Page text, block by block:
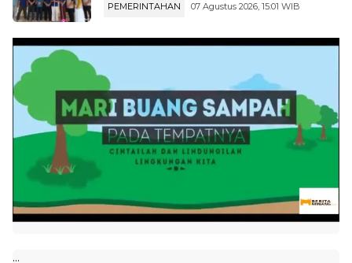
PEMERINTAHAN 07 Agustus 2026, 15:01 WIB
...